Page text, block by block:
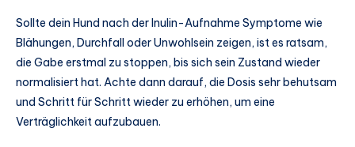
Sollte dein Hund nach der Inulin-Aufnahme Symptome wie
Blähungen, Durchfall oder Unwohlsein zeigen, ist es ratsam,
die Gabe erstmal zu stoppen, bis sich sein Zustand wieder
normalisiert hat. Achte dann darauf, die Dosis sehr behutsam
und Schritt für Schritt wieder zu erhöhen, um eine
Verträglichkeit aufzubauen.